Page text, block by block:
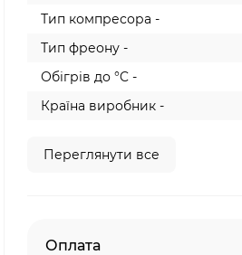
Тип компресора -
Тип фреону -
Обігрів до °C -
Країна виробник -
Переглянути все
Оплата